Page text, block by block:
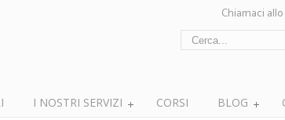
Chiamaci allo
I NOSTRI SERVIZI CORSI BLOG